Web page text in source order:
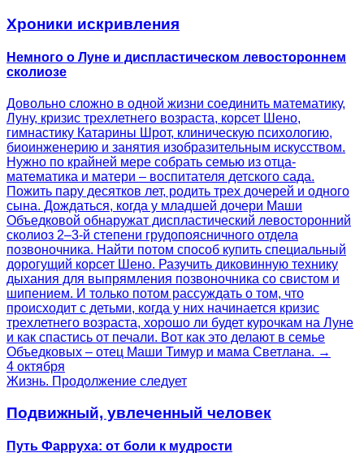
Хроники искривления
Немного о Луне и диспластическом левостороннем
сколиозе
Довольно сложно в одной жизни соединить математику,
Луну, кризис трехлетнего возраста, корсет Шено,
гимнастику Катарины Шрот, клиническую психологию,
биоинженерию и занятия изобразительным искусством.
Нужно по крайней мере собрать семью из отца-
математика и матери – воспитателя детского сада.
Пожить пару десятков лет, родить трех дочерей и одного
сына. Дождаться, когда у младшей дочери Маши
Объедковой обнаружат диспластический левосторонний
сколиоз 2–3-й степени грудопоясничного отдела
позвоночника. Найти потом способ купить специальный
дорогущий корсет Шено. Разучить диковинную технику
дыхания для выпрямления позвоночника со свистом и
шипением. И только потом рассуждать о том, что
происходит с детьми, когда у них начинается кризис
трехлетнего возраста, хорошо ли будет курочкам на Луне
и как спастись от печали. Вот как это делают в семье
Объедковых – отец Маши Тимур и мама Светлана. →
4 октября
Жизнь. Продолжение следует
Подвижный, увлеченный человек
Путь Фарруха: от боли к мудрости